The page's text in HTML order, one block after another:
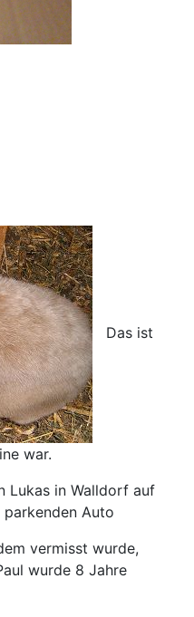
Das ist
war.
Lukas in Walldorf auf
Auto
vermisst wurde,
wurde 8 Jahre